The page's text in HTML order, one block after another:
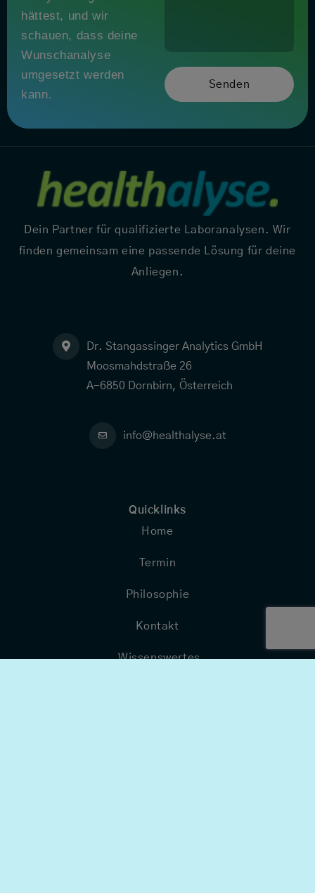
hättest, und wir
schauen, dass deine
Wunschanalyse
umgesetzt werden
kann.
Senden
Dein Partner für qualifizierte Laboranalysen. Wir
finden gemeinsam eine passende Lösung für deine
Anliegen.
Dr. Stangassinger Analytics GmbH
Moosmahdstraße 26
A-6850 Dornbirn, Österreich
info@healthalyse.at
Quicklinks
-
Home
Termin
Philosophie
Kontakt
Wissenswertes